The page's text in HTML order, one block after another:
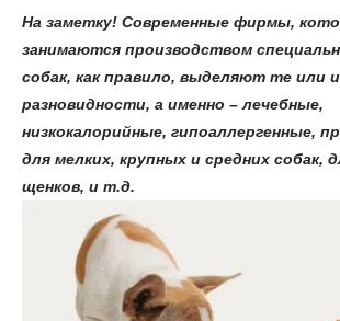
На заметку! Современные фирмы,
занимаются производством
собак, как правило, выделяют те или
разновидности, а именно – лечебные,
низкокалорийные, гипоаллергенные,
для мелких, крупных и средних собак,
щенков, и т.д.